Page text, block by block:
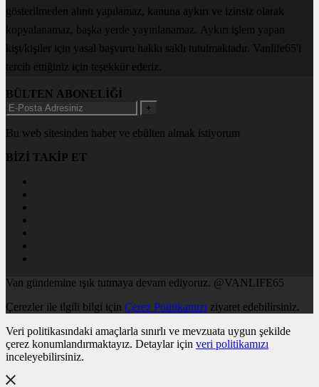
gösterilmeden alıntı yapılamaz, kanuna aykırı ve izinsiz olarak
kopyalanamaz, başka yerde yayınlanamaz. Aykırı işlem yapan
kişi/kişiler için yasal başvuru hakkı saklı tutulmaktadır. Vanlife65'i
tercih ettiğiniz için teşekkür ederiz.
BÜLTEN ABONELİĞİ
+
Bu web sitesinden haber ve ebülten almak istiyorum
BİZİ TAKİP ET
Van gündemine ışık tutmaya devam ediyoruz. @VANLIFE65
Çerezler ile ilgili bilgi için Çerez Politikamızı ziyaret edebilirsiniz.
Veri politikasındaki amaçlarla sınırlı ve mevzuata uygun şekilde
çerez konumlandırmaktayız. Detaylar için veri politikamızı
inceleyebilirsiniz.